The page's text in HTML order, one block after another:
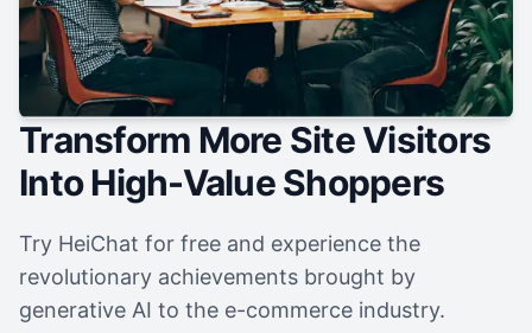
Transform More Site Visitors
Into High-Value Shoppers
Try HeiChat for free and experience the
revolutionary achievements brought by
generative AI to the e-commerce industry.